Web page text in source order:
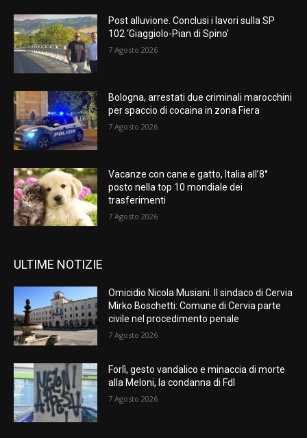
Post alluvione. Conclusi i lavori sulla SP
102 ‘Giaggiolo-Pian di Spino’
7 Agosto 2026
Bologna, arrestati due criminali marocchini
per spaccio di cocaina in zona Fiera
7 Agosto 2026
Vacanze con cane e gatto, Italia all’8°
posto nella top 10 mondiale dei
trasferimenti
7 Agosto 2026
ULTIME NOTIZIE
Omicidio Nicola Musiani. Il sindaco di Cervia
Mirko Boschetti: Comune di Cervia parte
civile nel procedimento penale
7 Agosto 2026
Forlì, gesto vandalico e minaccia di morte
alla Meloni, la condanna di FdI
7 Agosto 2026